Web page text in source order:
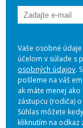
Vaše osobné
účelom v súlade s
osobných údajov.
pošleme na váš
ak máte menej
zástupcu (rodiča)
Súhlas môžete
kliknutím na odkaz